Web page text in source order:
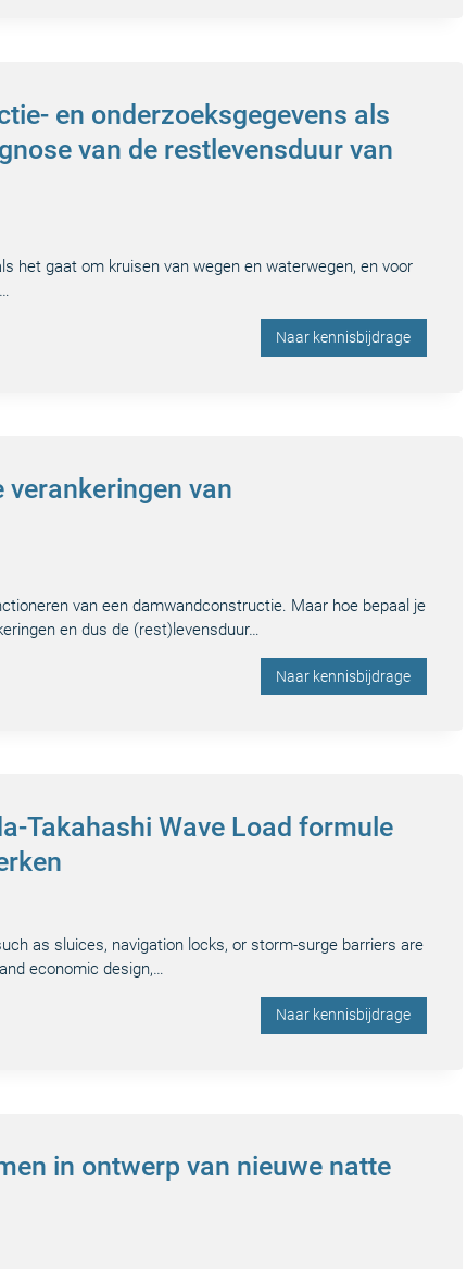
en onderzoeksgegevens als
van de restlevensduur van
het gaat om kruisen van wegen en waterwegen, en voor
Naar kennisbijdrage
van
van een damwandconstructie. Maar hoe bepaal je
en dus de (rest)levensduur…
Naar kennisbijdrage
Takahashi Wave Load formule
as sluices, navigation locks, or storm-surge barriers are
economic design,…
Naar kennisbijdrage
in ontwerp van nieuwe natte